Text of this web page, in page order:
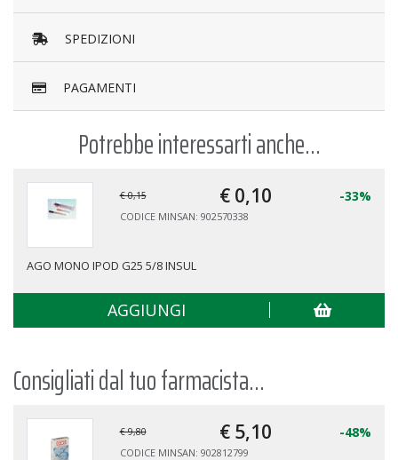
SPEDIZIONI
PAGAMENTI
Potrebbe interessarti anche...
€ 0,15 € 0,10 -33%
CODICE MINSAN: 902570338
AGO MONO IPOD G25 5/8 INSUL
AGGIUNGI
Consigliati dal tuo farmacista...
€ 9,80 € 5,10 -48%
CODICE MINSAN: 902812799